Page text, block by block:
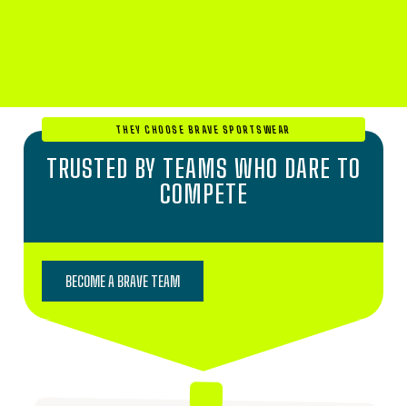
THEY CHOOSE BRAVE SPORTSWEAR
TRUSTED BY TEAMS WHO DARE TO
COMPETE
BECOME A BRAVE TEAM